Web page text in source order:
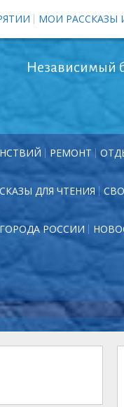
МОИ РАССКАЗЫ
Независимый
РЕМОНТ
ДЛЯ ЧТЕНИЯ
ГОРОДА РОССИИ